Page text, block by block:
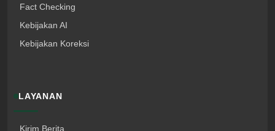
Fact Checking
Kebijakan AI
Kebijakan Koreksi
LAYANAN
Kirim Berita